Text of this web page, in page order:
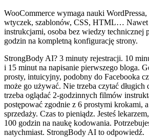
WooCommerce wymaga nauki
wtyczek, szablonów, CSS, HTML… Nawet
instrukcjami, osoba bez wiedzy technicznej
godzin na kompletną konfigurację strony.
StrongBody AI? 3 minuty rejestracji. 10
i 15 minut na napisanie pierwszego bloga.
prosty, intuicyjny, podobny do Facebooka
może go używać. Nie trzeba czytać długich
trzeba oglądać 2-godzinnych filmów
postępować zgodnie z 6 prostymi krokami,
sprzedaży. Czas to pieniądz. Jesteś
100 godzin na naukę kodowania.
natychmiast. StrongBody AI to odpowiedź.